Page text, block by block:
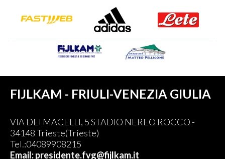
FIJLKAM - FRIULI-VENEZIA GIULIA
VIA DEI MACELLI, 5 STADIO NEREO ROCCO -
34148 Trieste(Trieste)
Tel.:04089908215
Email: presidente.fvg@fijlkam.it